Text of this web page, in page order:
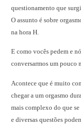
questionamento que
O assunto é sobre
na hora H.
E como vocês pedem e
conversarmos um pouco
Acontece que é muito
chegar a um orgasmo
mais complexo do que
e diversas questões